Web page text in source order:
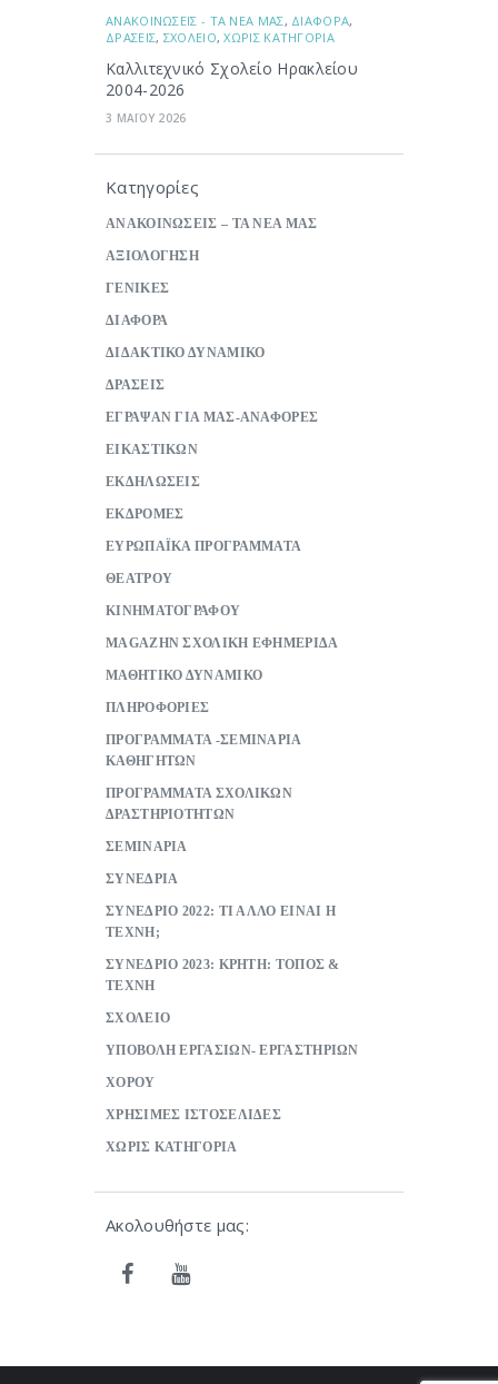
ΑΝΑΚΟΙΝΩΣΕΙΣ - ΤΑ ΝΕΑ ΜΑΣ, ΔΙΑΦΟΡΑ,
ΔΡΑΣΕΙΣ, ΣΧΟΛΕΙΟ,ΧΩΡΙΣ ΚΑΤΗΓΟΡΙΑ
Καλλιτεχνικό Σχολείο Ηρακλείου
2004-2026
3 ΜΑΪΟΥ 2026
Κατηγορίες
ΑΝΑΚΟΙΝΩΣΕΙΣ – ΤΑ ΝΕΑ ΜΑΣ
ΑΞΙΟΛΟΓΗΣΗ
ΓΕΝΙΚΕΣ
ΔΙΑΦΟΡΑ
ΔΙΔΑΚΤΙΚΟ ΔΥΝΑΜΙΚΟ
ΔΡΑΣΕΙΣ
ΕΓΡΑΨΑΝ ΓΙΑ ΜΑΣ-ΑΝΑΦΟΡΕΣ
ΕΙΚΑΣΤΙΚΩΝ
ΕΚΔΗΛΩΣΕΙΣ
ΕΚΔΡΟΜΕΣ
ΕΥΡΩΠΑΪΚΑ ΠΡΟΓΡΑΜΜΑΤΑ
ΘΕΑΤΡΟΥ
ΚΙΝΗΜΑΤΟΓΡΑΦΟΥ
ΜAGAZHN ΣΧΟΛΙΚΗ ΕΦΗΜΕΡΙΔΑ
ΜΑΘΗΤΙΚΟ ΔΥΝΑΜΙΚΟ
ΠΛΗΡΟΦΟΡΙΕΣ
ΠΡΟΓΡΑΜΜΑΤΑ -ΣΕΜΙΝΑΡΙΑ
ΚΑΘΗΓΗΤΩΝ
ΠΡΟΓΡΑΜΜΑΤΑ ΣΧΟΛΙΚΩΝ
ΔΡΑΣΤΗΡΙΟΤΗΤΩΝ
ΣΕΜΙΝΑΡΙΑ
ΣΥΝΕΔΡΙΑ
ΣΥΝΕΔΡΙΟ 2022: ΤΙ ΑΛΛΟ ΕΙΝΑΙ Η
ΤΕΧΝΗ;
ΣΥΝΕΔΡΙΟ 2023: ΚΡΗΤΗ: ΤΟΠΟΣ &
ΤΕΧΝΗ
ΣΧΟΛΕΙΟ
ΥΠΟΒΟΛΗ ΕΡΓΑΣΙΩΝ- ΕΡΓΑΣΤΗΡΙΩΝ
ΧΟΡΟΥ
ΧΡΗΣΙΜΕΣ ΙΣΤΟΣΕΛΙΔΕΣ
ΧΩΡΙΣ ΚΑΤΗΓΟΡΙΑ
Ακολουθήστε μας: